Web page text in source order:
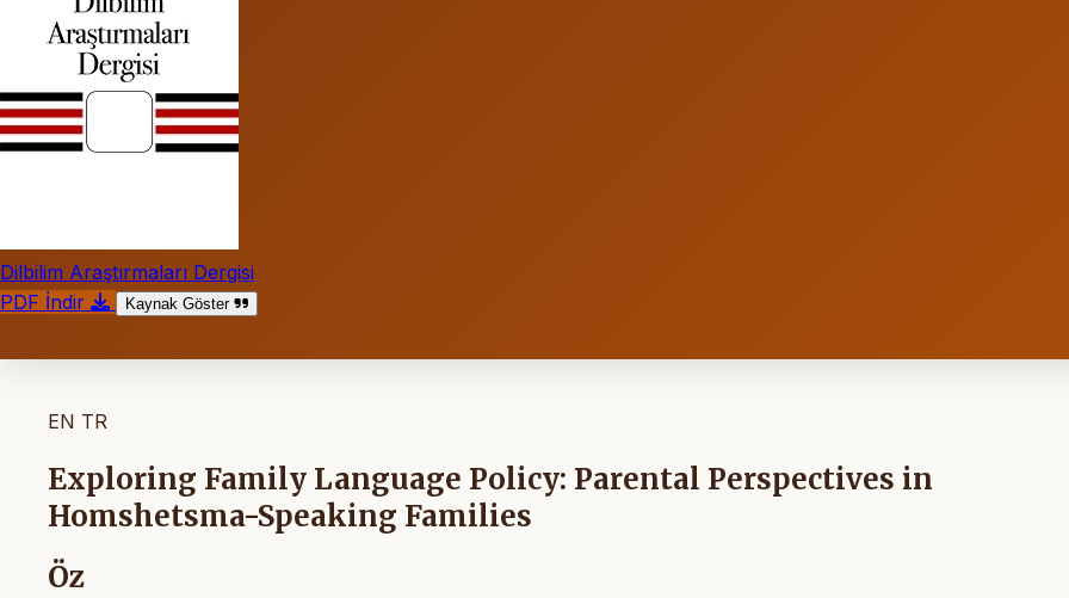
Dilbilim Araştırmaları Dergisi
PDF İndir
Kaynak Göster
EN TR
Exploring Family Language Policy: Parental Perspectives in
Homshetsma-Speaking Families
Öz